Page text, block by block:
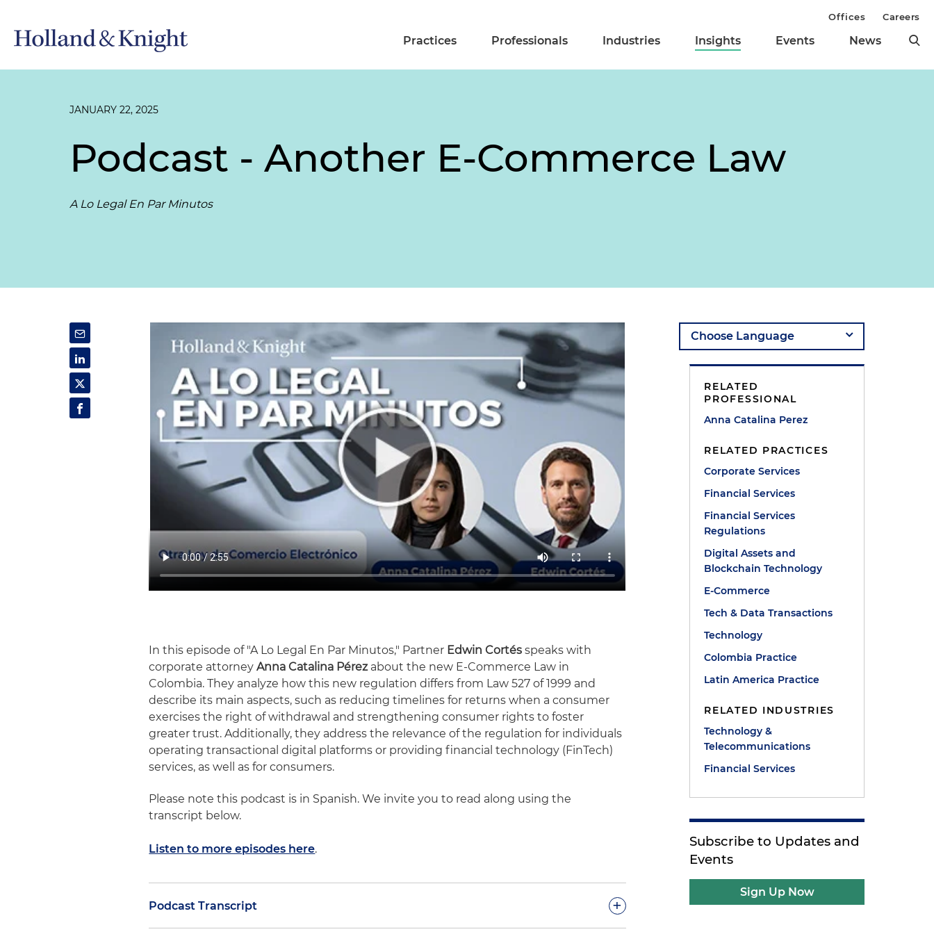
Practices Professionals Industries Insights Events News
Offices Careers
JANUARY 22, 2025
Podcast - Another E-Commerce Law
A Lo Legal En Par Minutos
In this episode of "A Lo Legal En Par Minutos," Partner Edwin Cortés speaks with
corporate attorneyAnna Catalina Pérezabout the new E-Commerce Law in
Colombia. They analyze how this new regulation differs from Law 527 of 1999 and
describe its main aspects, such as reducing timelines for returns when a consumer
exercises the right of withdrawal and strengthening consumer rights to foster
greater trust. Additionally, they address the relevance of the regulation for individuals
operating transactional digital platforms or providing financial technology (FinTech)
services, as well as for consumers.
Please note this podcast is in Spanish. We invite you to read along using the
transcript below.
Listen to more episodes here.
Podcast Transcript +
RELATED
PROFESSIONAL
Anna Catalina Perez
RELATED PRACTICES
Corporate Services
Financial Services
Financial Services
Regulations
Digital Assets and
Blockchain Technology
E-Commerce
Tech & Data Transactions
Technology
Colombia Practice
Latin America Practice
RELATED INDUSTRIES
Technology &
Telecommunications
Financial Services
Subscribe to Updates and
Events
Sign Up Now